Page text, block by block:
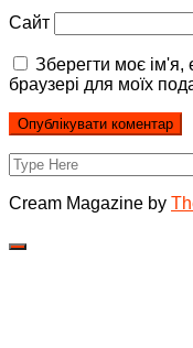
Сайт
Зберегти моє ім'я,
браузері для моїх
Cream Magazine by